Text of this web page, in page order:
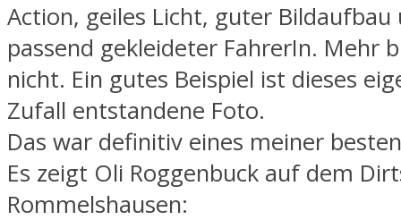
Action, geiles Licht, guter Bildaufbau
passend gekleideter FahrerIn. Mehr
nicht. Ein gutes Beispiel ist dieses
Zufall entstandene Foto.
Das war definitiv eines meiner
Es zeigt Oli Roggenbuck auf dem
Rommelshausen: